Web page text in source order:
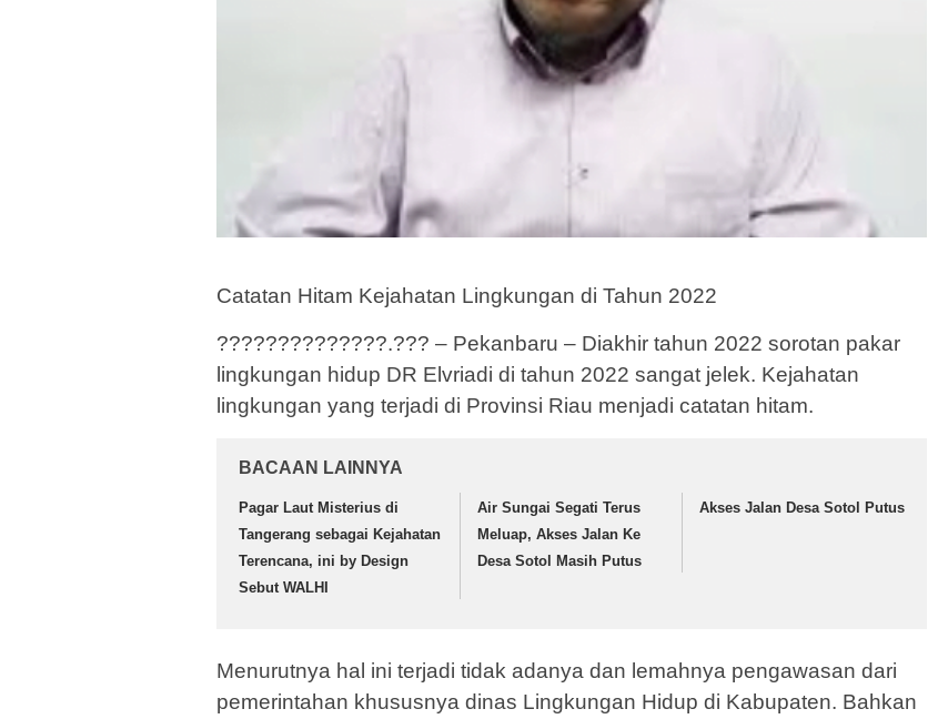
Catatan Hitam Kejahatan Lingkungan di Tahun 2022
??????????????.??? – Pekanbaru – Diakhir tahun 2022 sorotan pakar
lingkungan hidup DR Elvriadi di tahun 2022 sangat jelek. Kejahatan
lingkungan yang terjadi di Provinsi Riau menjadi catatan hitam.
BACAAN LAINNYA
Pagar Laut Misterius di
Tangerang sebagai Kejahatan
Terencana, ini by Design
Sebut WALHI
Air Sungai Segati Terus
Meluap, Akses Jalan Ke
Desa Sotol Masih Putus
Akses Jalan Desa Sotol Putus
Menurutnya hal ini terjadi tidak adanya dan lemahnya pengawasan dari
pemerintahan khususnya dinas Lingkungan Hidup di Kabupaten. Bahkan